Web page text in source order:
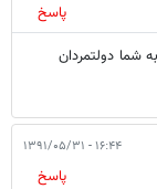
پاسخ
شما دولتمردان
۱۶:۴۴ - ۱۳۹۱/۰۵/۳۱
پاسخ